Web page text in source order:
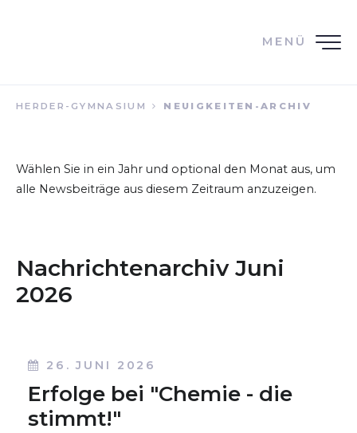
MENÜ
HERDER-GYMNASIUM NEUIGKEITEN-ARCHIV
Wählen Sie in ein Jahr und optional den Monat aus, um
alle Newsbeiträge aus diesem Zeitraum anzuzeigen.
Nachrichtenarchiv Juni
2026
26. JUNI 2026
Erfolge bei "Chemie - die
stimmt!"